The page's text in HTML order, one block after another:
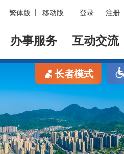
繁体版 移动版 登录 注册
办事服务 互动交流
长者模式